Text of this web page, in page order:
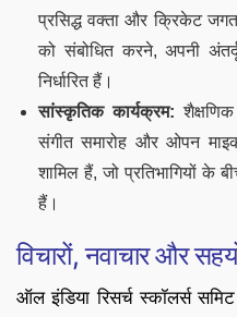
प्रसिद्ध वक्ता और क्रिकेट
को संबोधित करने, अपनी
निर्धारित हैं।
सांस्कृतिक कार्यक्रम:
संगीत समारोह और ओपन
शामिल हैं, जो प्रतिभागियों के
हैं।
विचारों, नवाचार और
ऑल इंडिया रिसर्च स्कॉलर्स